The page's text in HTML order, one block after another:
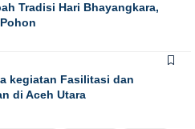
Tradisi Hari Bhayangkara,
kegiatan Fasilitasi dan
di Aceh Utara